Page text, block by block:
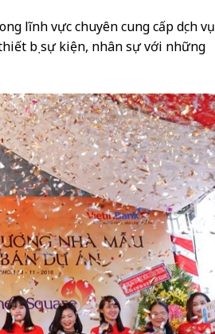
lĩnh vực chuyên cung cấp dịch vụ
bị sự kiện, nhân sự với những